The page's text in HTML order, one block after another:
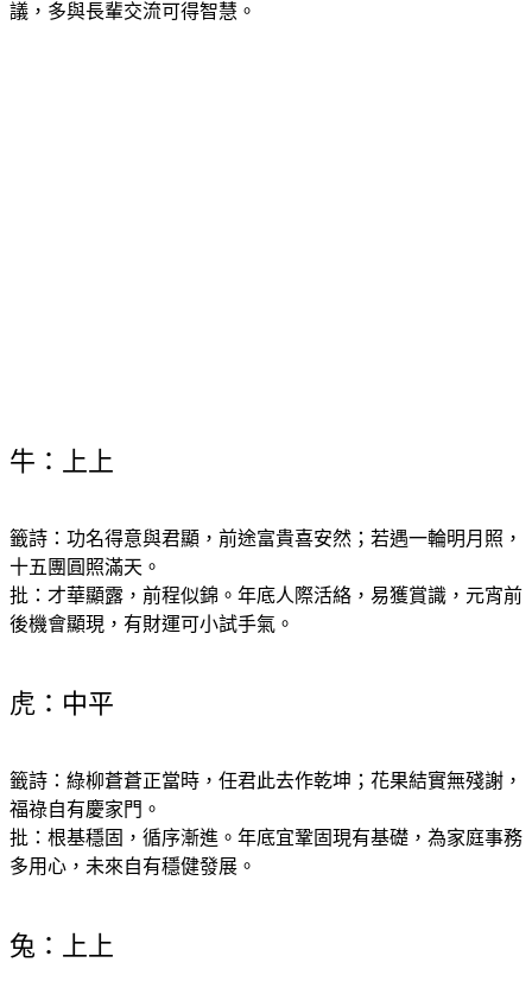
議，多與長輩交流可得智慧。
牛：上上
籤詩：功名得意與君顯，前途富貴喜安然；若遇一輪明月照，
十五團圓照滿天。
批：才華顯露，前程似錦。年底人際活絡，易獲賞識，元宵前
後機會顯現，有財運可小試手氣。
虎：中平
籤詩：綠柳蒼蒼正當時，任君此去作乾坤；花果結實無殘謝，
福祿自有慶家門。
批：根基穩固，循序漸進。年底宜鞏固現有基礎，為家庭事務
多用心，未來自有穩健發展。
兔：上上